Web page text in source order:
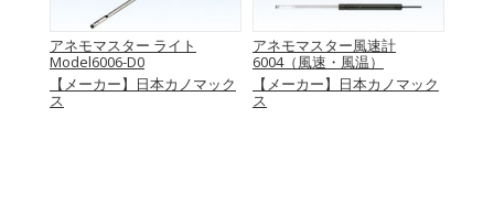
アネモマスター ライト
Model6006-D0
【メーカー】日本カノマック
ス
アネモマスター風速計
6004（風速・風温）
【メーカー】日本カノマック
ス